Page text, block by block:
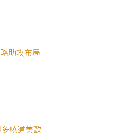
助攻布局
繞道美歐